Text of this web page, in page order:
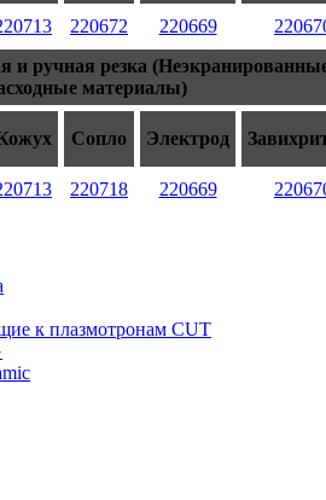
220672 220669
и ручная резка
материалы)
Сопло Электрод
220718 220669
к плазмотронам CUT